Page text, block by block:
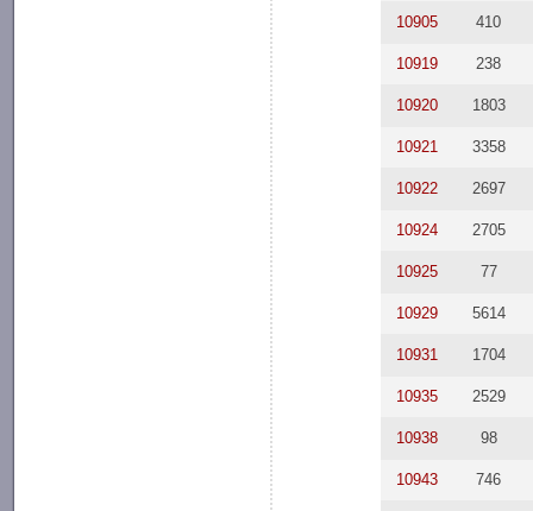
10905 410
10919 238
10920 1803
10921 3358
10922 2697
10924 2705
10925 77
10929 5614
10931 1704
10935 2529
10938 98
10943 746